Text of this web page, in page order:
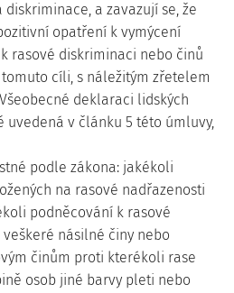
a zavazují se, že
opatření k vymýcení
rasové diskriminaci nebo činů
cíli, s náležitým zřetelem
deklaraci lidských
uvedená v článku 5 této úmluvy,
podle zákona: jakékoli
na rasové nadřazenosti
podněcování k rasové
násilné činy nebo
činům proti kterékoli rase
osob jiné barvy pleti nebo